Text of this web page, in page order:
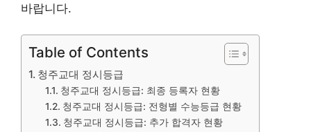
바랍니다.
Table of Contents
청주교대 정시등급
청주교대 정시등급: 최종 등록자 현황
청주교대 정시등급: 전형별 수능등급 현황
청주교대 정시등급: 추가 합격자 현황